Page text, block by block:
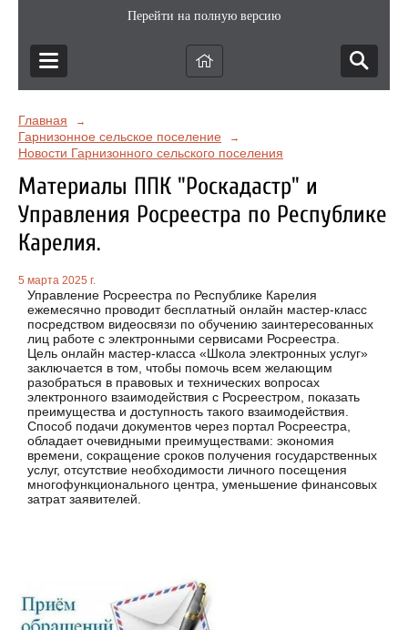
Перейти на полную версию
Главная →
Гарнизонное сельское поселение →
Новости Гарнизонного сельского поселения
Материалы ППК "Роскадастр" и
Управления Росреестра по Республике
Карелия.
5 марта 2025 г.
Управление Росреестра по Республике Карелия
ежемесячно проводит бесплатный онлайн мастер-класс
посредством видеосвязи по обучению заинтересованных
лиц работе с электронными сервисами Росреестра.
Цель онлайн мастер-класса «Школа электронных услуг»
заключается в том, чтобы помочь всем желающим
разобраться в правовых и технических вопросах
электронного взаимодействия с Росреестром, показать
преимущества и доступность такого взаимодействия.
Способ подачи документов через портал Росреестра,
обладает очевидными преимуществами: экономия
времени, сокращение сроков получения государственных
услуг, отсутствие необходимости личного посещения
многофункционального центра, уменьшение финансовых
затрат заявителей.